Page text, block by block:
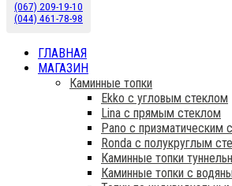
Camina & Schmid
Камины Schmid купить в Украине.
(067) 209-19-10
(044) 461-78-98
ГЛАВНАЯ
МАГАЗИН
Каминные топки
Ekko с угловым стеклом
Lina с прямым стеклом
Pano с призматическим
Ronda с полукруглым
Каминные топки
Каминные топки с